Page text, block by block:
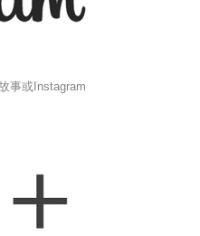
事或Instagram